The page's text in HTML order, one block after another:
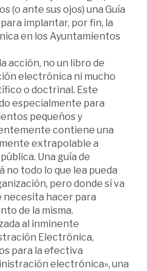
(o ante sus ojos) una Guía
implantar, por fin, la
en los Ayuntamientos
acción, no un libro de
electrónica ni mucho
o doctrinal. Este
especialmente para
pequeños y
contiene una
extrapolable a
Una guía de
no todo lo que lea pueda
pero donde sí va
necesita hacer para
de la misma.
al inminente
Electrónica,
para la efectiva
electrónica», una